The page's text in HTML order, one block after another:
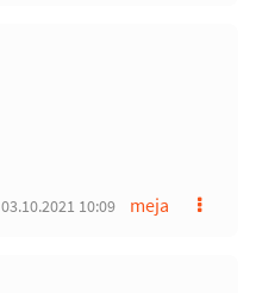
meja
03.10.2021 10:09